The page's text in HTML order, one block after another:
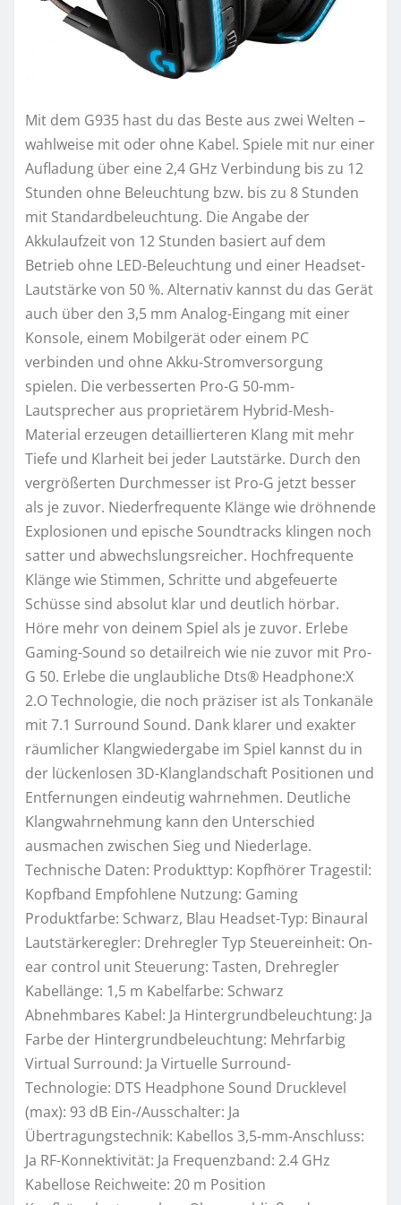
Mit dem G935 hast du das Beste aus zwei Welten –
wahlweise mit oder ohne Kabel. Spiele mit nur einer
Aufladung über eine 2,4 GHz Verbindung bis zu 12
Stunden ohne Beleuchtung bzw. bis zu 8 Stunden
mit Standardbeleuchtung. Die Angabe der
Akkulaufzeit von 12 Stunden basiert auf dem
Betrieb ohne LED-Beleuchtung und einer Headset-
Lautstärke von 50 %. Alternativ kannst du das Gerät
auch über den 3,5 mm Analog-Eingang mit einer
Konsole, einem Mobilgerät oder einem PC
verbinden und ohne Akku-Stromversorgung
spielen. Die verbesserten Pro-G 50-mm-
Lautsprecher aus proprietärem Hybrid-Mesh-
Material erzeugen detaillierteren Klang mit mehr
Tiefe und Klarheit bei jeder Lautstärke. Durch den
vergrößerten Durchmesser ist Pro-G jetzt besser
als je zuvor. Niederfrequente Klänge wie dröhnende
Explosionen und epische Soundtracks klingen noch
satter und abwechslungsreicher. Hochfrequente
Klänge wie Stimmen, Schritte und abgefeuerte
Schüsse sind absolut klar und deutlich hörbar.
Höre mehr von deinem Spiel als je zuvor. Erlebe
Gaming-Sound so detailreich wie nie zuvor mit Pro-
G 50. Erlebe die unglaubliche Dts® Headphone:X
2.O Technologie, die noch präziser ist als Tonkanäle
mit 7.1 Surround Sound. Dank klarer und exakter
räumlicher Klangwiedergabe im Spiel kannst du in
der lückenlosen 3D-Klanglandschaft Positionen und
Entfernungen eindeutig wahrnehmen. Deutliche
Klangwahrnehmung kann den Unterschied
ausmachen zwischen Sieg und Niederlage.
Technische Daten: Produkttyp: Kopfhörer Tragestil:
Kopfband Empfohlene Nutzung: Gaming
Produktfarbe: Schwarz, Blau Headset-Typ: Binaural
Lautstärkeregler: Drehregler Typ Steuereinheit: On-
ear control unit Steuerung: Tasten, Drehregler
Kabellänge: 1,5 m Kabelfarbe: Schwarz
Abnehmbares Kabel: Ja Hintergrundbeleuchtung: Ja
Farbe der Hintergrundbeleuchtung: Mehrfarbig
Virtual Surround: Ja Virtuelle Surround-
Technologie: DTS Headphone Sound Drucklevel
(max): 93 dB Ein-/Ausschalter: Ja
Übertragungstechnik: Kabellos 3,5-mm-Anschluss:
Ja RF-Konnektivität: Ja Frequenzband: 2.4 GHz
Kabellose Reichweite: 20 m Position